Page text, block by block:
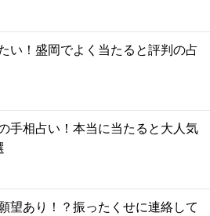
い！盛岡でよく当たると評判の占
手相占い！本当に当たると大人気
望あり！？振ったくせに連絡して